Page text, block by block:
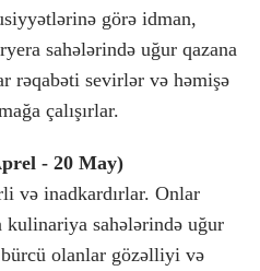
görə idman,
sahələrində uğur qazana
rəqabəti sevirlər və həmişə
çalışırlar.
- 20 May)
və inadkardırlar. Onlar
sahələrində uğur
olanlar gözəlliyi və